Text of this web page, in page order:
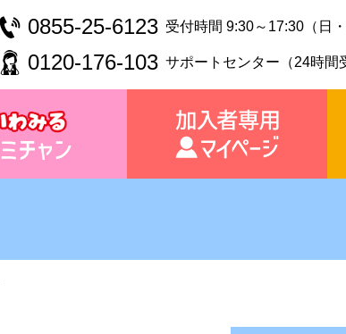
0855-25-6123 受付時間 9:30～17:30（日・
0120-176-103 サポートセンター（24時間